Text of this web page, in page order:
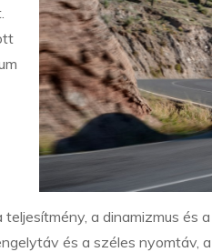
a dinamizmus és
és a széles nyomtáv,